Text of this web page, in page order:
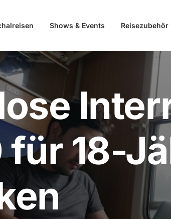
Shows & Events Reisezubehör
18-